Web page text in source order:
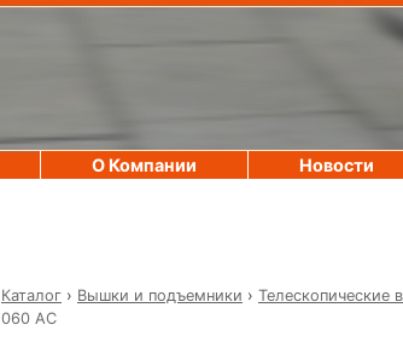
Каталог › Вышки и подъемники › Телескопические
060 AC
О Компании Новости